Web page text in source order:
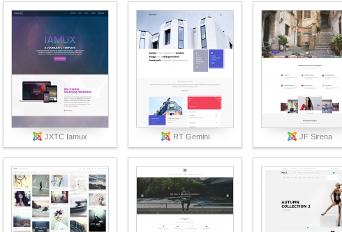
JXTC Iamux RT Gemini JF Sirena
Вступить в складчину
Забыли пароль?
Забыли логин?